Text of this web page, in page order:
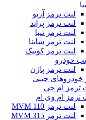
لنت ترمز آریو
لنت ترمز پراید
لنت ترمز تیبا
لنت ترمز ساینا
لنت ترمز کوییک
خودرو
لنت ترمز پاژن
خودروهای چینی
ترمز ام جی
ترمز ام وی ام
لنت ترمز MVM 110
لنت ترمز MVM 315